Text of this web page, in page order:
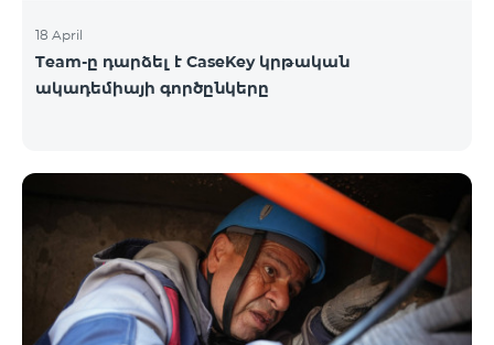
18 April
Team-ը դարձել է CaseKey կրթական
ակադեմիայի գործընկերը